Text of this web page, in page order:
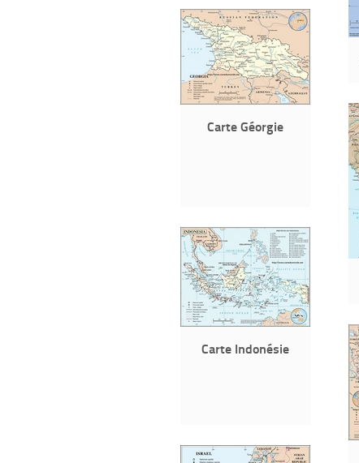
Carte Géorgie
Carte Indonésie